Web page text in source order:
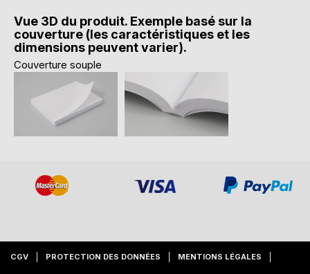
Vue 3D du produit. Exemple basé sur la
couverture (les caractéristiques et les
dimensions peuvent varier).
Couverture souple
CGV PROTECTION DES DONNÉES MENTIONS LÉGALES